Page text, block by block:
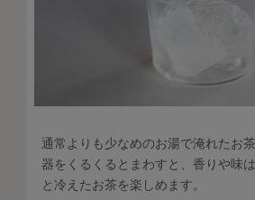
通常よりも少なめのお湯で淹れたお
器をくるくるとまわすと、香りや味
と冷えたお茶を楽しめます。